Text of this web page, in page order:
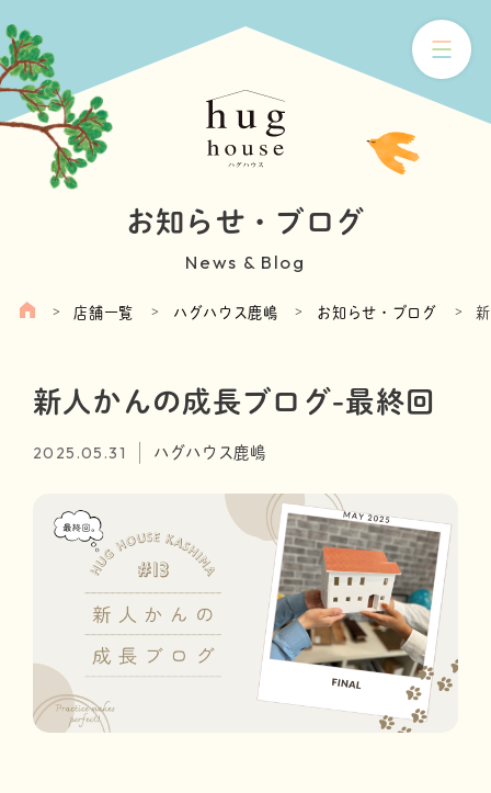
お知らせ・ブログ
News & Blog
店舗一覧 ハグハウス鹿嶋 お知らせ・ブログ
新人かんの成長ブログ-最終回
2025.05.31 ハグハウス鹿嶋